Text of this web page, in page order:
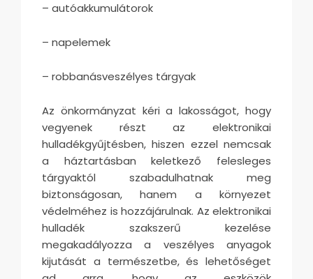
– autóakkumulátorok
– napelemek
– robbanásveszélyes tárgyak
Az önkormányzat kéri a lakosságot, hogy
vegyenek részt az elektronikai
hulladékgyűjtésben, hiszen ezzel nemcsak
a háztartásban keletkező felesleges
tárgyaktól szabadulhatnak meg
biztonságosan, hanem a környezet
védelméhez is hozzájárulnak. Az elektronikai
hulladék szakszerű kezelése
megakadályozza a veszélyes anyagok
kijutását a természetbe, és lehetőséget